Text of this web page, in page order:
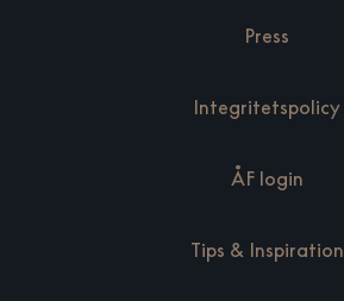
Press
Integritetspolicy
ÅF login
Tips & Inspiration